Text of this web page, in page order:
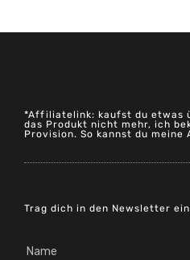
*Affiliatelink: kaufst du etwas
das Produkt nicht mehr, ich
Provision. So kannst du
Trag dich in den Newsletter
Name